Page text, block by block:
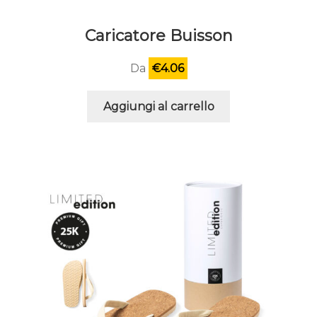
Caricatore Buisson
Da €4.06
Aggiungi al carrello